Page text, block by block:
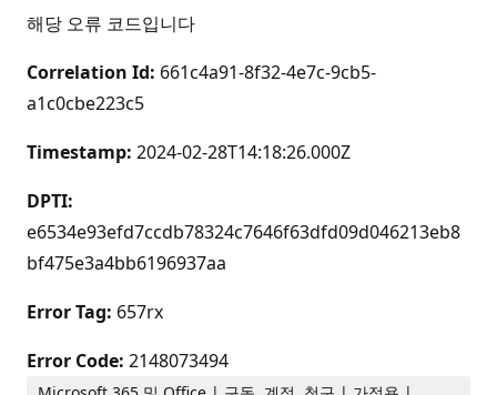
해당 오류 코드입니다
Correlation Id: 661c4a91-8f32-4e7c-9cb5-
a1c0cbe223c5
Timestamp: 2024-02-28T14:18:26.000Z
DPTI:
e6534e93efd7ccdb78324c7646f63dfd09d046213eb8
bf475e3a4bb6196937aa
Error Tag: 657rx
Error Code: 2148073494